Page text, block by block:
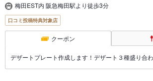
梅田EST内 阪急梅田駅より徒歩3分
口コミ投稿特典対象店
クーポン
デザートプレート作成します！デザート３種盛り合